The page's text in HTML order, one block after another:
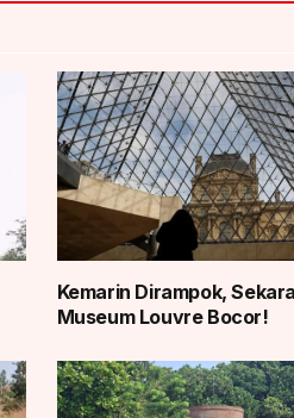
Kemarin Dirampok,
Museum Louvre Bocor!